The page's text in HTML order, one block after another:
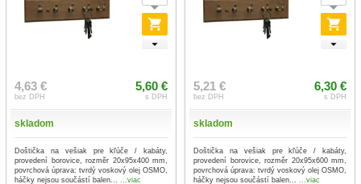
4,63 €
bez DPH
5,60 €
s DPH
skladom
Doštička na vešiak pre kľúče / kabáty,
provedení borovice, rozměr 20x95x400 mm,
povrchová úprava: tvrdý voskový olej OSMO,
háčky nejsou součástí balen... ...viac
5,21 €
bez DPH
6,30 €
s DPH
skladom
Doštička na vešiak pre kľúče / kabáty,
provedení borovice, rozměr 20x95x600 mm,
povrchová úprava: tvrdý voskový olej OSMO,
háčky nejsou součástí balen... ...viac